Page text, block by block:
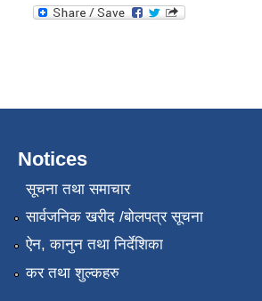
Notices
सूचना तथा समाचार
सार्वजनिक खरीद /बोलपत्र सूचना
ऐन, कानुन तथा निर्देशिका
कर तथा शुल्कहरु